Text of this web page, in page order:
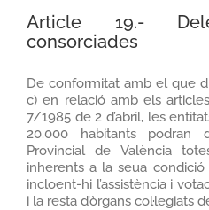
Article 19.-
consorciades
De conformitat amb el que
c) en relació amb els
7/1985 de 2 d’abril, les
20.000 habitants podran
Provincial de València
inherents a la seua
incloent-hi l’assistència i
i la resta d’òrgans col·legiats